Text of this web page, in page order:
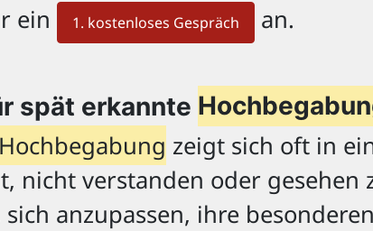
ein 1. kostenloses Gespräch an.
spät erkannte
Hochbegabung zeigt sich oft in
nicht verstanden oder
sich anzupassen, ihre